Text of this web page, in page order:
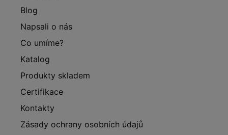
Blog
Napsali o nás
Co umíme?
Katalog
Produkty skladem
Certifikace
Kontakty
Zásady ochrany osobních údajů